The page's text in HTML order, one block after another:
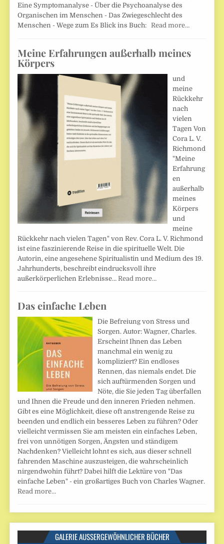
Eine Symptomanalyse - Über die Psychoanalyse des
Organischen im Menschen - Das Zwiegeschlecht des
Menschen - Wege zum Es Blick ins Buch:Read more…
Meine Erfahrungen außerhalb meines
Körpers
und
meine
Rückkehr
nach
vielen
Tagen Von
Cora L. V.
Richmond
"Meine
Erfahrung
en
außerhalb
meines
Körpers
und
meine
Rückkehr nach vielen Tagen" von Rev. Cora L. V. Richmond
ist eine faszinierende Reise in die spirituelle Welt. Die
Autorin, eine angesehene Spiritualistin und Medium des 19.
Jahrhunderts, beschreibt eindrucksvoll ihre
außerkörperlichen Erlebnisse… Read more…
Das einfache Leben
Die Befreiung von Stress und
Sorgen. Autor: Wagner, Charles.
Erscheint Ihnen das Leben
manchmal ein wenig zu
kompliziert? Ein endloses
Rennen, das niemals endet. Die
sich auftürmenden Sorgen und
Nöte, die Sie jeden Tag überfallen
und Ihnen die Freude und den inneren Frieden nehmen.
Gibt es eine Möglichkeit, diese oft anstrengende Reise zu
beenden und endlich ein besseres Leben zu führen? Oder
vielleicht vermissen Sie am meisten ein einfaches Leben,
frei von unnötigen Sorgen, Ängsten und ständigem
Nachdenken? Vielleicht lohnt es sich, aus dieser schnell
fahrenden Maschine auszusteigen, die wahrscheinlich
nirgendwohin führt? Dabei hilft die Lektüre von "Das
einfache Leben" - ein großartiges Buch von Charles Wagner.
Read more…
GALERIE AUSSERGEWÖHNLICHER BÜCHER